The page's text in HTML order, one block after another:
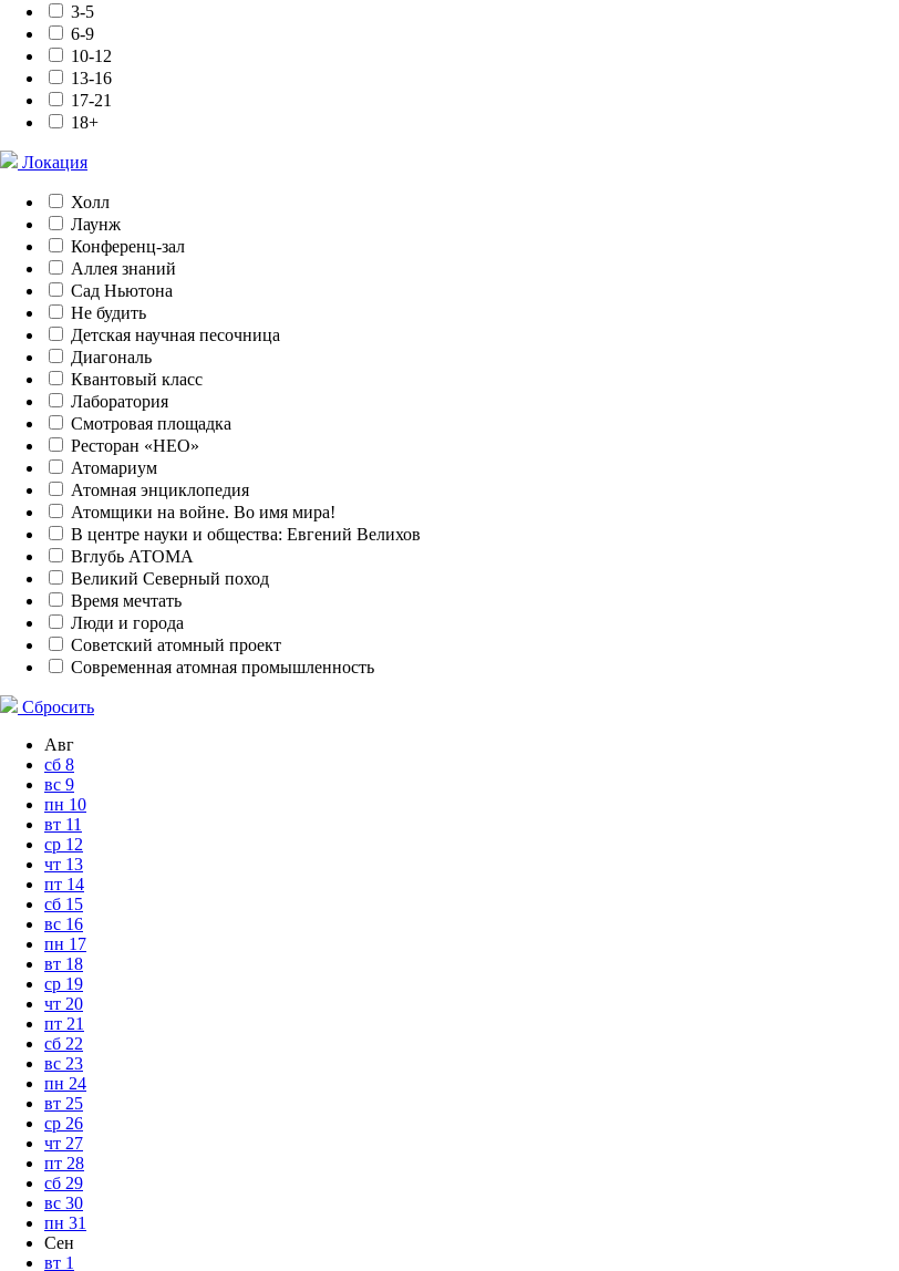
3-5
6-9
10-12
13-16
17-21
18+
Локация
Холл
Лаунж
Конференц-зал
Аллея знаний
Сад Ньютона
Не будить
Детская научная песочница
Диагональ
Квантовый класс
Лаборатория
Смотровая площадка
Ресторан «НЕО»
Атомариум
Атомная энциклопедия
Атомщики на войне. Во имя мира!
В центре науки и общества: Евгений Велихов
Вглубь АТОМА
Великий Северный поход
Время мечтать
Люди и города
Советский атомный проект
Современная атомная промышленность
Сбросить
Авг
сб 8
вс 9
пн 10
вт 11
ср 12
чт 13
пт 14
сб 15
вс 16
пн 17
вт 18
ср 19
чт 20
пт 21
сб 22
вс 23
пн 24
вт 25
ср 26
чт 27
пт 28
сб 29
вс 30
пн 31
Сен
вт 1